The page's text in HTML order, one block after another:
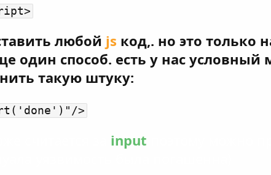
любой js код,. но это только
один способ. есть у нас
такую штуку:
>
input